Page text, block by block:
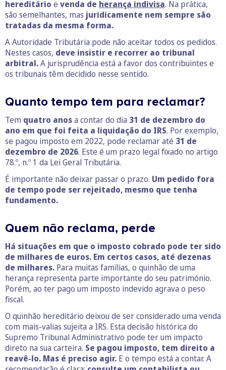
hereditário e venda de herança indivisa. Na prática,
são semelhantes, mas juridicamente nem sempre são
tratadas da mesma forma.
A Autoridade Tributária pode não aceitar todos os pedidos.
Nestes casos, deve insistir e recorrer ao tribunal
arbitral.A jurisprudência está a favor dos contribuintes e
os tribunais têm decidido nesse sentido.
Quanto tempo tem para reclamar?
Tem quatro anosa contar do dia 31 de dezembro do
ano em que foi feita a liquidação do IRS. Por exemplo,
se pagou imposto em 2022, pode reclamar até 31 de
dezembro de 2026. Este é um prazo legal fixado no artigo
78.º, n.º 1 da Lei Geral Tributária.
É importante não deixar passar o prazo. Um pedido fora
de tempo pode ser rejeitado, mesmo que tenha
fundamento.
Quem não reclama, perde
Há situações em que o imposto cobrado pode ter sido
de milhares de euros. Em certos casos, até dezenas
de milhares. Para muitas famílias, o quinhão de uma
herança representa parte importante do seu património.
Porém, ao ter pago um imposto indevido agrava o peso
fiscal.
O quinhão hereditário deixou de ser considerado uma venda
com mais-valias sujeita a IRS. Esta decisão histórica do
Supremo Tribunal Administrativo pode ter um impacto
direto na sua carteira. Se pagou imposto, tem direito a
reavê-lo. Mas é preciso agir. E o tempo está a contar. A